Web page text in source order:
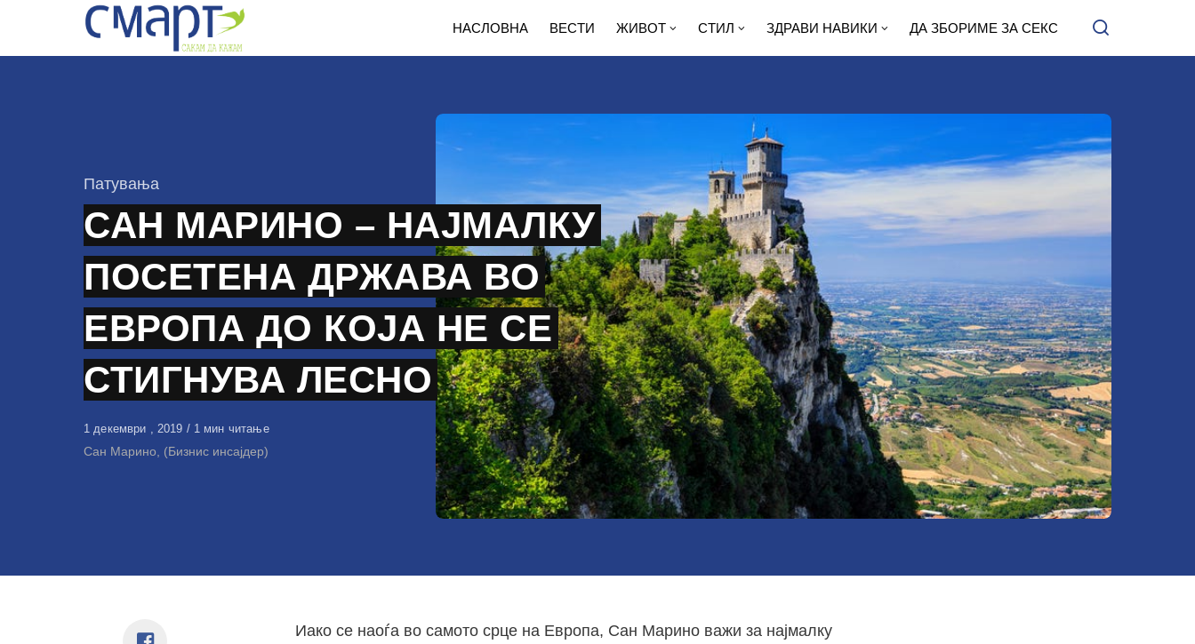
НАСЛОВНА ВЕСТИ ЖИВОТ СТИЛ ЗДРАВИ НАВИКИ ДА ЗБОРИМЕ ЗА СЕКС
КАтегорија
Патувања
САН МАРИНО – НАЈМАЛКУ
ПОСЕТЕНА ДРЖАВА ВО
ЕВРОПА ДО КОЈА НЕ СЕ
СТИГНУВА ЛЕСНО
Објавено
на
1 декември , 2019 1 мин читање
Сан Марино, (Бизнис инсајдер)
Иако се наоѓа во самото срце на Европа, Сан Марино важи за најмалку